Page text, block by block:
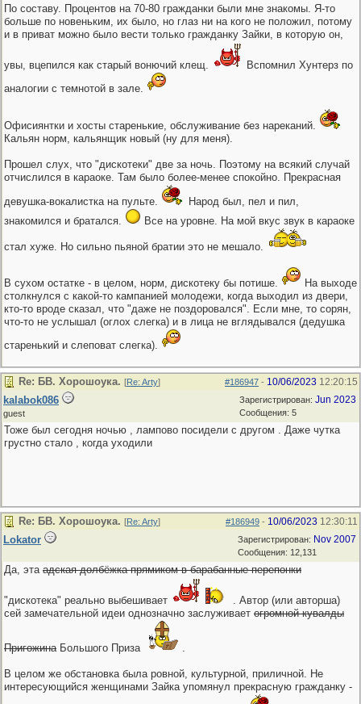
По составу. Процентов на 70-80 гражданки были мне знакомы. Я-то
больше по новеньким, их было, но глаз ни на кого не положил, потому
и в приват можно было вести только гражданку Зайки, в которую он,
увы, вцепился как старый вонючий клещ.
Вспомнил Хунтерз по
аналогии с темнотой в зале.
Офисиянтки и хосты старенькие, обслуживание без нареканий.
Кальян норм, кальянщик новый (ну для меня).
Прошел слух, что "дискотеки" две за ночь. Поэтому на всякий случай
отчислился в караоке. Там было более-менее спокойно. Прекрасная
девушка-вокалистка на пульте.
Народ был, пел и пил,
знакомился и братался.
Все на уровне. На мой вкус звук в караоке
стал хуже. Но сильно пьяной братии это не мешало.
В сухом остатке - в целом, норм, дискотеку бы потише.
На выходе
столкнулся с какой-то кампанией молодежи, когда выходил из двери,
кто-то вроде сказал, что "даже не поздоровался". Если мне, то сорян,
что-то не услышал (оглох слегка) и в лица не вглядывался (дедушка
старенький и слеповат слегка).
#186947 - 10/06/2023 12:20:15
Re: БВ. Хорошоука. [Re: Arty]
Зарегистрирован: Jun 2023
Сообщения: 5
kalabok086
guest
Тоже был сегодня ночью , лампово посидели с другом . Даже чутка
грустно стало , когда уходили
#186949 - 10/06/2023 12:30:11
Re: БВ. Хорошоука. [Re: Arty]
Зарегистрирован: Nov 2007
Сообщения: 12,131
Lokator
Да, эта адская долбёжка прямиком в барабанные перепонки
"дискотека" реально выбешивает
. Автор (или авторша)
сей замечательной идеи однозначно заслуживает огромной кувалды
ПригожинаБольшого Приза .
В целом же обстановка была ровной, культурной, приличной. Не
интересующийся женщинами Зайка упомянул прекрасную гражданку -